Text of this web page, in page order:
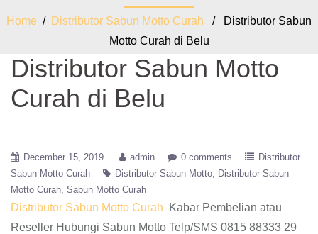
Home / Distributor Sabun Motto Curah / Distributor Sabun
Motto Curah di Belu
Distributor Sabun Motto
Curah di Belu
December 15, 2019 admin 0 comments
Distributor
Sabun Motto Curah
Distributor Sabun Motto
Distributor Sabun
Motto Curah Sabun Motto Curah
Distributor Sabun Motto Curah
Kabar Pembelian atau
Reseller Hubungi Sabun Motto Telp/SMS 0815 88333 29